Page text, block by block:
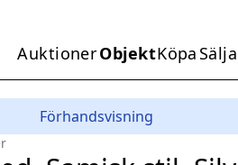
Huvudmeny
AuktionerObjektKöpa Sälja
Förhandsvisning